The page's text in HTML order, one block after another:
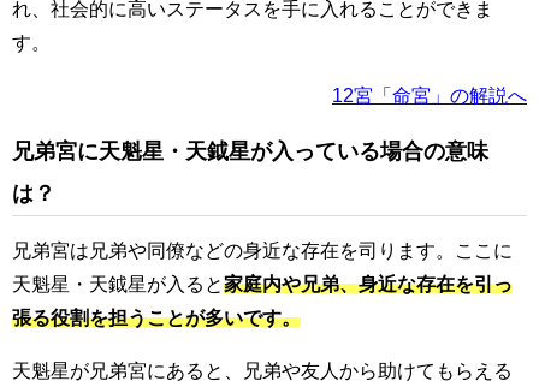
れ、社会的に高いステータスを手に入れることができま
す。
12宮「命宮」の解説へ
兄弟宮に天魁星・天鉞星が入っている場合の意味
は？
兄弟宮は兄弟や同僚などの身近な存在を司ります。ここに
天魁星・天鉞星が入ると家庭内や兄弟、身近な存在を引っ
張る役割を担うことが多いです。
天魁星が兄弟宮にあると、兄弟や友人から助けてもらえる